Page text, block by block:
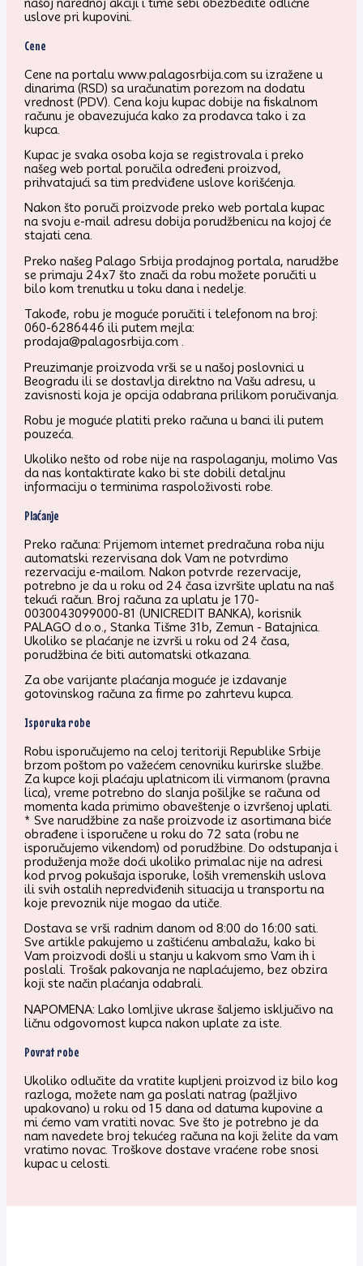
uslove pri kupovini.
Cene
Cene na portalu www.palagosrbija.com su izražene u
dinarima (RSD) sa uračunatim porezom na dodatu
vrednost (PDV). Cena koju kupac dobije na fiskalnom
računu je obavezujuća kako za prodavca tako i za
kupca.
Kupac je svaka osoba koja se registrovala i preko
našeg web portal poručila određeni proizvod,
prihvatajući sa tim predviđene uslove korišćenja.
Nakon što poruči proizvode preko web portala kupac
na svoju e-mail adresu dobija porudžbenicu na kojoj će
stajati cena.
Preko našeg Palago Srbija prodajnog portala, narudžbe
se primaju 24x7 što znači da robu možete poručiti u
bilo kom trenutku u toku dana i nedelje.
Takođe, robu je moguće poručiti i telefonom na broj:
060-6286446 ili putem mejla:
prodaja@palagosrbija.com .
Preuzimanje proizvoda vrši se u našoj poslovnici u
Beogradu ili se dostavlja direktno na Vašu adresu, u
zavisnosti koja je opcija odabrana prilikom poručivanja.
Robu je moguće platiti preko računa u banci ili putem
pouzeća.
Ukoliko nešto od robe nije na raspolaganju, molimo Vas
da nas kontaktirate kako bi ste dobili detaljnu
informaciju o terminima raspoloživosti robe.
Plaćanje
Preko računa: Prijemom internet predračuna roba niju
automatski rezervisana dok Vam ne potvrdimo
rezervaciju e-mailom. Nakon potvrde rezervacije,
potrebno je da u roku od 24 časa izvršite uplatu na naš
tekući račun. Broj računa za uplatu je 170-
0030043099000-81 (UNICREDIT BANKA), korisnik
PALAGO d.o.o., Stanka Tišme 31b, Zemun - Batajnica.
Ukoliko se plaćanje ne izvrši u roku od 24 časa,
porudžbina će biti automatski otkazana.
Za obe varijante plaćanja moguće je izdavanje
gotovinskog računa za firme po zahrtevu kupca.
Isporuka robe
Robu isporučujemo na celoj teritoriji Republike Srbije
brzom poštom po važećem cenovniku kurirske službe.
Za kupce koji plaćaju uplatnicom ili virmanom (pravna
lica), vreme potrebno do slanja pošiljke se računa od
momenta kada primimo obaveštenje o izvršenoj uplati.
* Sve narudžbine za naše proizvode iz asortimana biće
obrađene i isporučene u roku do 72 sata (robu ne
isporučujemo vikendom) od porudžbine. Do odstupanja i
produženja može doći ukoliko primalac nije na adresi
kod prvog pokušaja isporuke, loših vremenskih uslova
ili svih ostalih nepredviđenih situacija u transportu na
koje prevoznik nije mogao da utiče.
Dostava se vrši radnim danom od 8:00 do 16:00 sati.
Sve artikle pakujemo u zaštićenu ambalažu, kako bi
Vam proizvodi došli u stanju u kakvom smo Vam ih i
poslali. Trošak pakovanja ne naplaćujemo, bez obzira
koji ste način plaćanja odabrali.
NAPOMENA: Lako lomljive ukrase šaljemo isključivo na
ličnu odgovornost kupca nakon uplate za iste.
Povrat robe
Ukoliko odlučite da vratite kupljeni proizvod iz bilo kog
razloga, možete nam ga poslati natrag (pažljivo
upakovano) u roku od 15 dana od datuma kupovine a
mi ćemo vam vratiti novac. Sve što je potrebno je da
nam navedete broj tekućeg računa na koji želite da vam
vratimo novac. Troškove dostave vraćene robe snosi
kupac u celosti.